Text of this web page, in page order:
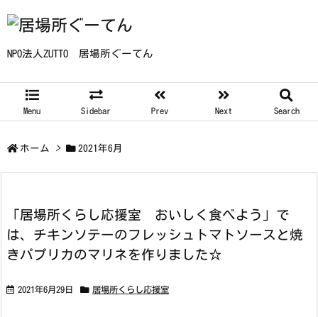
NPO法人ZUTTO 居場所ぐーてん
Menu Sidebar Prev Next Search
ホーム > 2021年6月
「居場所くらし応援室 おいしく食べよう」で
は、チキンソテーのフレッシュトマトソースと焼
きパプリカのマリネを作りました☆
2021年6月29日 居場所くらし応援室